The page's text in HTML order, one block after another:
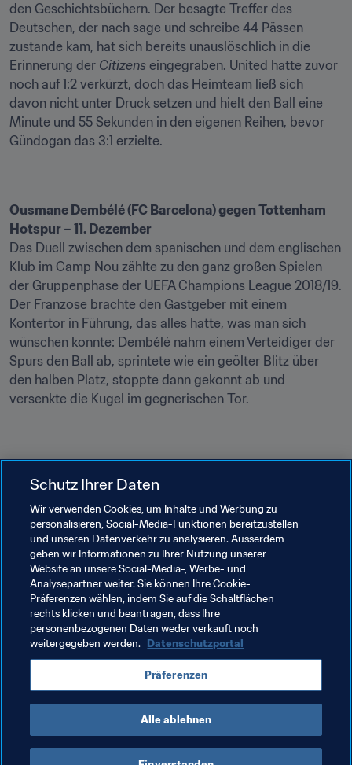
den Geschichtsbüchern. Der besagte Treffer des
Deutschen, der nach sage und schreibe 44 Pässen
zustande kam, hat sich bereits unauslöschlich in die
Erinnerung der Citizens eingegraben. United hatte zuvor
noch auf 1:2 verkürzt, doch das Heimteam ließ sich
davon nicht unter Druck setzen und hielt den Ball eine
Minute und 55 Sekunden in den eigenen Reihen, bevor
Gündogan das 3:1 erzielte.
Ousmane Dembélé (FC Barcelona) gegen Tottenham
Hotspur – 11. Dezember
Das Duell zwischen dem spanischen und dem englischen
Klub im Camp Nou zählte zu den ganz großen Spielen
der Gruppenphase der UEFA Champions League 2018/19.
Der Franzose brachte den Gastgeber mit einem
Kontertor in Führung, das alles hatte, was man sich
wünschen konnte: Dembélé nahm einem Verteidiger der
Spurs den Ball ab, sprintete wie ein geölter Blitz über
den halben Platz, stoppte dann gekonnt ab und
versenkte die Kugel im gegnerischen Tor.
November
Bei den FIFA Frauen-Weltmeisterschaften, die dieses
Jahr stattfanden, gab es eine ganze Reihe schöner Tore.
Sie können sich die zehn schönsten der U-20-Frauen-
WM und die zehn schönsten der U-17-Frauen-WM hier
noch einmal anschauen. Einen der spektakulärsten
Treffer erzielte die spanische Mittelfeldspielerin, die das
Halbfinale der U-17-WM in Uruguay mit einem
wunderschönen Halbvolley für La Roja entschied. Bei
diesem Linksschuss kam es vor allem auf die richtige
Schutz Ihrer Daten
Wir verwenden Cookies, um Inhalte und Werbung zu
personalisieren, Social-Media-Funktionen bereitzustellen
und unseren Datenverkehr zu analysieren. Ausserdem
geben wir Informationen zu Ihrer Nutzung unserer
Website an unsere Social-Media-, Werbe- und
Analysepartner weiter. Sie können Ihre Cookie-
Präferenzen wählen, indem Sie auf die Schaltflächen
rechts klicken und beantragen, dass Ihre
personenbezogenen Daten weder verkauft noch
weitergegeben werden. Datenschutzportal
Präferenzen
Alle ablehnen